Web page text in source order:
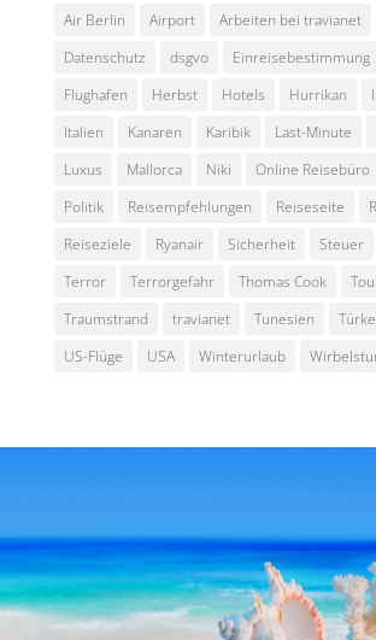
Air Berlin Airport Arbeiten bei travianet
Datenschutz
dsgvo Einreisebestimmung
Flughafen
Herbst Hotels Hurrikan
Italien
Kanaren Karibik Last-Minute
Luxus
Mallorca Niki Online Reisebüro
Politik
Reisempfehlungen Reiseseite
Reiseziele
Ryanair Sicherheit Steuer
Terror
Terrorgefahr Thomas Cook
Traumstrand
travianet Tunesien
US-Flüge
USA Winterurlaub